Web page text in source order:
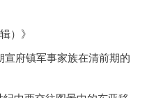
）》
府镇军事家族在清前期的